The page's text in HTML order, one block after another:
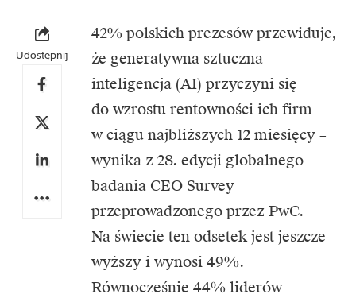
Udostępnij
42% polskich prezesów przewiduje,
że generatywna sztuczna
inteligencja (AI) przyczyni się
do wzrostu rentowności ich firm
w ciągu najbliższych 12 miesięcy –
wynika z 28. edycji globalnego
badania CEO Survey
przeprowadzonego przez PwC.
Na świecie ten odsetek jest jeszcze
wyższy i wynosi 49%.
Równocześnie 44% liderów